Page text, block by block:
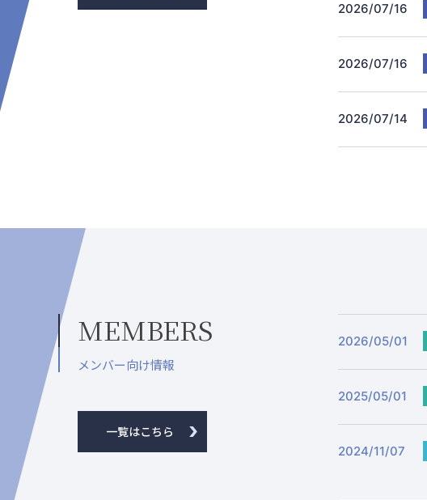
2026/07/16
2026/07/16
2026/07/14
MEMBERS
メンバー向け情報
一覧はこちら
2026/05/01
2025/05/01
2024/11/07